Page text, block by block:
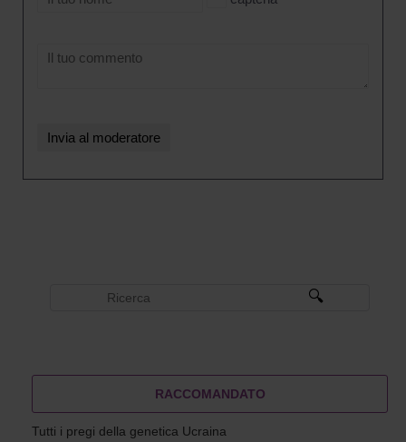
RACCOMANDATO
Tutti i pregi della genetica Ucraina